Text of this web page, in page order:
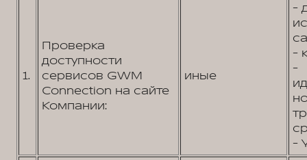
1.
Проверка
доступности
сервисов GWM
Connection на сайте
Компании:
иные
-
-
-
-